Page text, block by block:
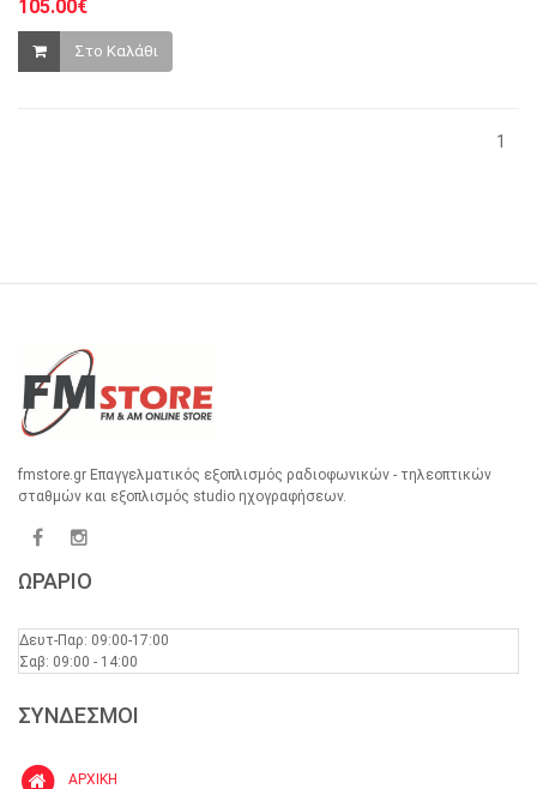
105.00€
Στο Καλάθι
1
fmstore.gr Επαγγελματικός εξοπλισμός ραδιοφωνικών - τηλεοπτικών
σταθμών και εξοπλισμός studio ηχογραφήσεων.
ΩΡΑΡΙΟ
Δευτ-Παρ: 09:00-17:00
Σαβ: 09:00 - 14:00
ΣΥΝΔΕΣΜΟΙ
ΑΡΧΙΚΗ